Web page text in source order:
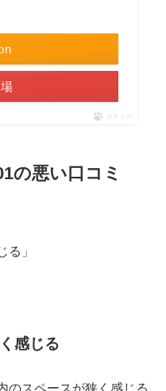
ポチップ
の悪い口コミ
る」
感じる
のスペースが狭く感じる